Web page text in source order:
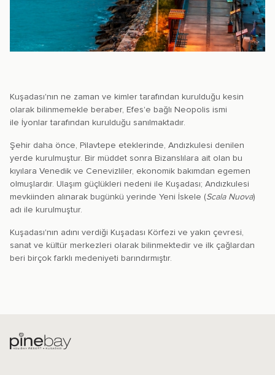
Kuşadası'nın ne zaman ve kimler tarafından kurulduğu kesin
olarak bilinmemekle beraber, Efes'e bağlı Neopolis ismi
ile İyonlar tarafından kurulduğu sanılmaktadır.
Şehir daha önce, Pilavtepe eteklerinde, Andızkulesi denilen
yerde kurulmuştur. Bir müddet sonra Bizanslılara ait olan bu
kıyılara Venedik ve Cenevizliler, ekonomik bakımdan egemen
olmuşlardır. Ulaşım güçlükleri nedeni ile Kuşadası; Andızkulesi
mevkiinden alınarak bugünkü yerinde Yeni İskele (Scala Nuova)
adı ile kurulmuştur.
Kuşadası'nın adını verdiği Kuşadası Körfezi ve yakın çevresi,
sanat ve kültür merkezleri olarak bilinmektedir ve ilk çağlardan
beri birçok farklı medeniyeti barındırmıştır.